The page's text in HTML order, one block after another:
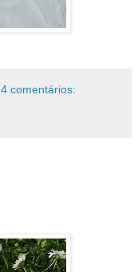
4 comentários: